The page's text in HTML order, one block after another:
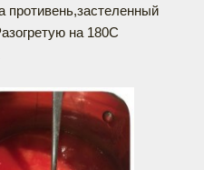
на 180С